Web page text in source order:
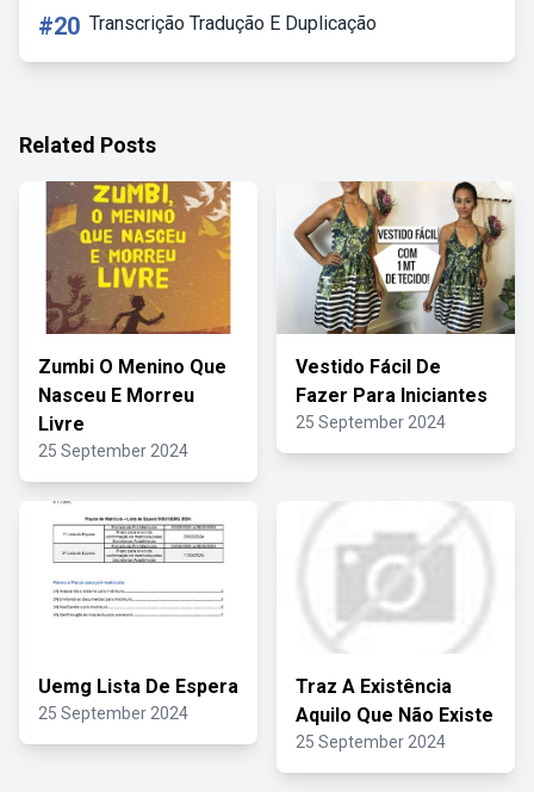
#20 Transcrição Tradução E Duplicação
Related Posts
Zumbi O Menino Que
Nasceu E Morreu
Livre
25 September 2024
Vestido Fácil De
Fazer Para Iniciantes
25 September 2024
Uemg Lista De Espera
25 September 2024
Traz A Existência
Aquilo Que Não Existe
25 September 2024